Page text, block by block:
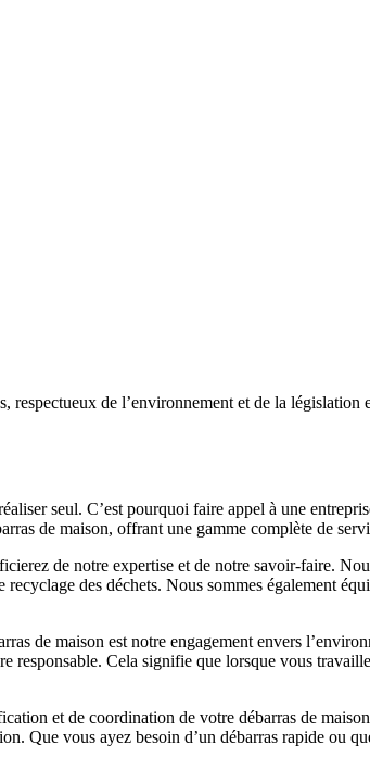
respectueux de l’environnement et de la
seul. C’est pourquoi faire appel à une
de maison, offrant une gamme complète de
de notre expertise et de notre savoir-faire.
des déchets. Nous sommes également
de maison est notre engagement envers
responsable. Cela signifie que lorsque vous
et de coordination de votre débarras de
Que vous ayez besoin d’un débarras rapide ou